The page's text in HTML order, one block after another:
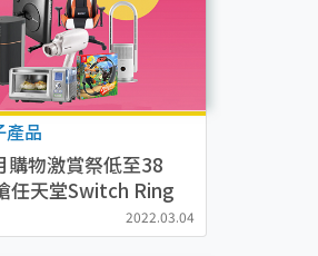
產品
購物激賞祭低至38
任天堂Switch Ring
額外$100折扣/直送
2022.03.04